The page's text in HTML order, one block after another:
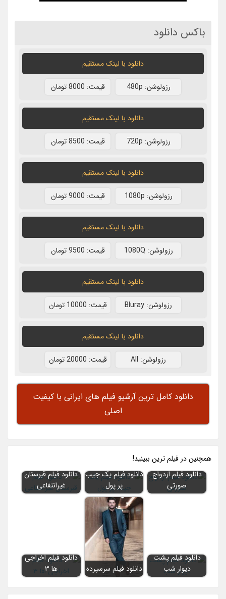
باکس دانلود
دانلود با لينک مستقيم
رزولوشن: 480p قيمت: 8000 تومان
دانلود با لينک مستقيم
رزولوشن: 720p قيمت: 8500 تومان
دانلود با لينک مستقيم
رزولوشن: 1080p قيمت: 9000 تومان
دانلود با لينک مستقيم
رزولوشن: 1080Q قيمت: 9500 تومان
دانلود با لينک مستقيم
رزولوشن: Bluray قيمت: 10000 تومان
دانلود با لينک مستقيم
رزولوشن: All قيمت: 20000 تومان
دانلود کامل ترین آرشیو فیلم های ایرانی با کیفیت
اصلی
همچنين در فيلم ترين ببينيد!
دانلود فیلم ازدواج
صورتی
دانلود فیلم یک جیب
پر پول
دانلود فیلم قبرستان
غیرانتفاعی
دانلود فیلم پشت
دیوار شب
دانلود فیلم سرسپرده
دانلود فیلم اخراجی
ها ۳